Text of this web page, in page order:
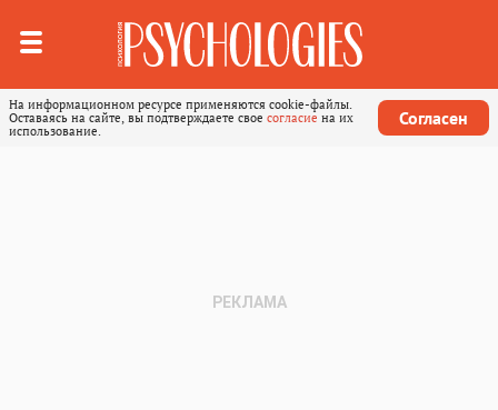
На информационном ресурсе применяются cookie-файлы.
Оставаясь на сайте, вы подтверждаете свое согласие на их
использование.
Согласен